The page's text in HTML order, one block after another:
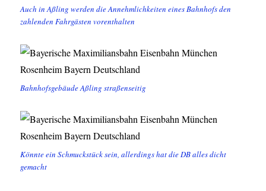
Auch in Aßling werden die Annehmlichkeiten eines Bahnhofs den
zahlenden Fahrgästen vorenthalten
Bahnhofsgebäude Aßling straßenseitig
Könnte ein Schmuckstück sein, allerdings hat die DB alles dicht
gemacht